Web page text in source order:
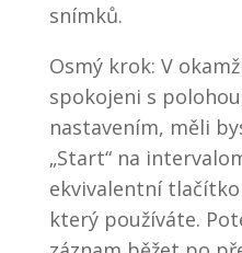
snímků.
Osmý krok: V
spokojeni s
nastavením, měli
„Start“ na
ekvivalentní
který používáte.